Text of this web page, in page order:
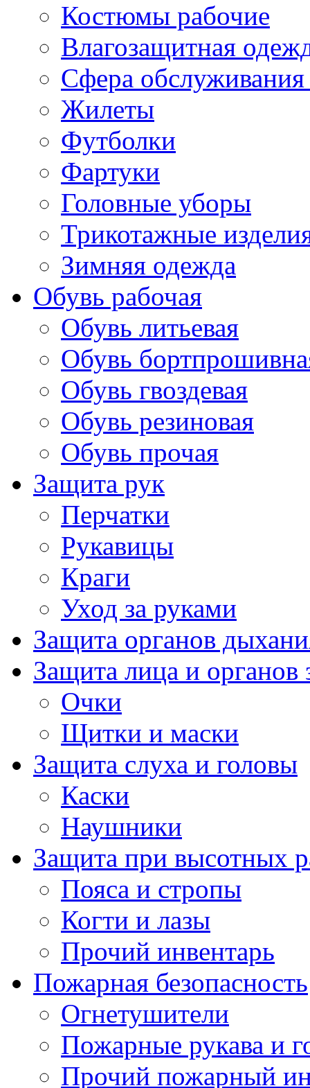
Костюмы рабочие
Влагозащитная
Сфера
Жилеты
Футболки
Фартуки
Головные уборы
Трикотажные
Зимняя одежда
Обувь рабочая
Обувь литьевая
Обувь
Обувь гвоздевая
Обувь резиновая
Обувь прочая
Защита рук
Перчатки
Рукавицы
Краги
Уход за руками
Защита органов
Защита лица и органов
Очки
Щитки и маски
Защита слуха и головы
Каски
Наушники
Защита при высотных
Пояса и стропы
Когти и лазы
Прочий инвентарь
Пожарная безопасность
Огнетушители
Пожарные рукава и
Прочий пожарный